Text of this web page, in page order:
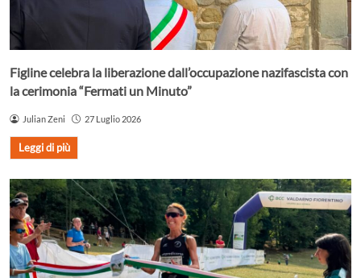
Figline celebra la liberazione dall’occupazione nazifascista con
la cerimonia “Fermati un Minuto”
Julian Zeni 27 Luglio 2026
Leggi di più